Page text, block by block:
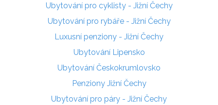
Ubytování pro cyklisty - Jižní Čechy
Ubytování pro rybáře - Jižní Čechy
Luxusní penziony - Jižní Čechy
Ubytování Lipensko
Ubytování Českokrumlovsko
Penziony Jižní Čechy
Ubytování pro páry - Jižní Čechy